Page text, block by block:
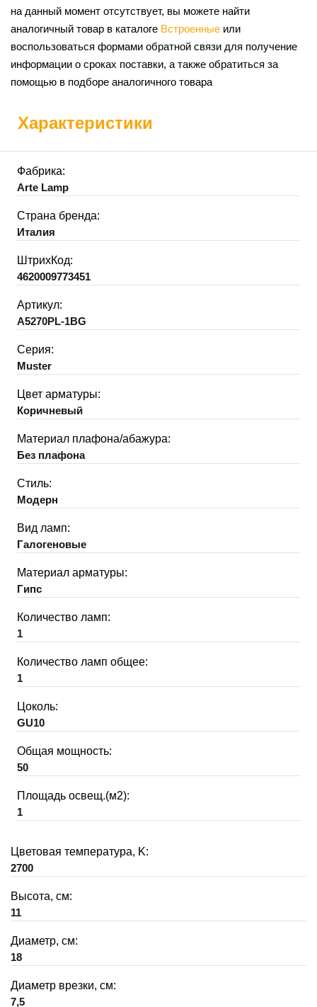
на данный момент отсутствует, вы можете найти
аналогичный товар в каталоге Встроенные или
воспользоваться формами обратной связи для получение
информации о сроках поставки, а также обратиться за
помощью в подборе аналогичного товара
Характеристики
Фабрика:
Arte Lamp
Страна бренда:
Италия
ШтрихКод:
4620009773451
Артикул:
A5270PL-1BG
Серия:
Muster
Цвет арматуры:
Коричневый
Материал плафона/абажура:
Без плафона
Стиль:
Модерн
Вид ламп:
Галогеновые
Материал арматуры:
Гипс
Количество ламп:
1
Количество ламп общее:
1
Цоколь:
GU10
Общая мощность:
50
Площадь освещ.(м2):
1
Цветовая температура, K:
2700
Высота, см:
11
Диаметр, см:
18
Диаметр врезки, см:
7,5